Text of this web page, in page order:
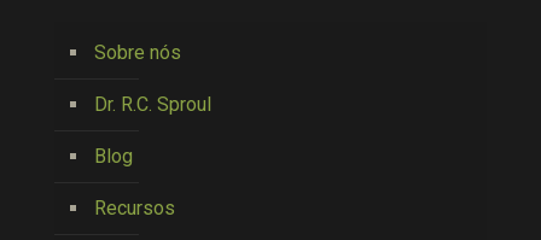
Sobre nós
Dr. R.C. Sproul
Blog
Recursos